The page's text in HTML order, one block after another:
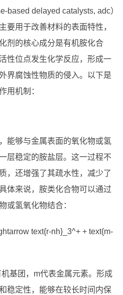
based delayed catalysts, adc）
要用于改善材料的表面特性，
剂的核心成分是有机胺化合
性位点发生化学反应，形成一
界腐蚀性物质的侵入。以下是
用机制：
能够与金属表面的氧化物或氢
层稳定的胺盐层。这一过程不
，还增强了其疏水性，减少了
体来说，胺类化合物可以通过
或氢氧化物结合：
text{r-nh}_3^+ + text{m-
基团，m代表金属元素。形成
稳定性，能够在较长时间内保